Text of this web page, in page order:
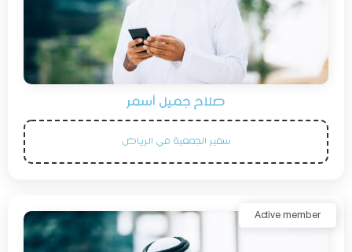
صلاح جميل أسمر
سفير الجمعية في الرياض
Active member